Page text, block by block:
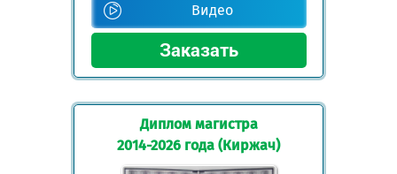
Видео
Диплом магистра
2014-2026 года (Киржач)